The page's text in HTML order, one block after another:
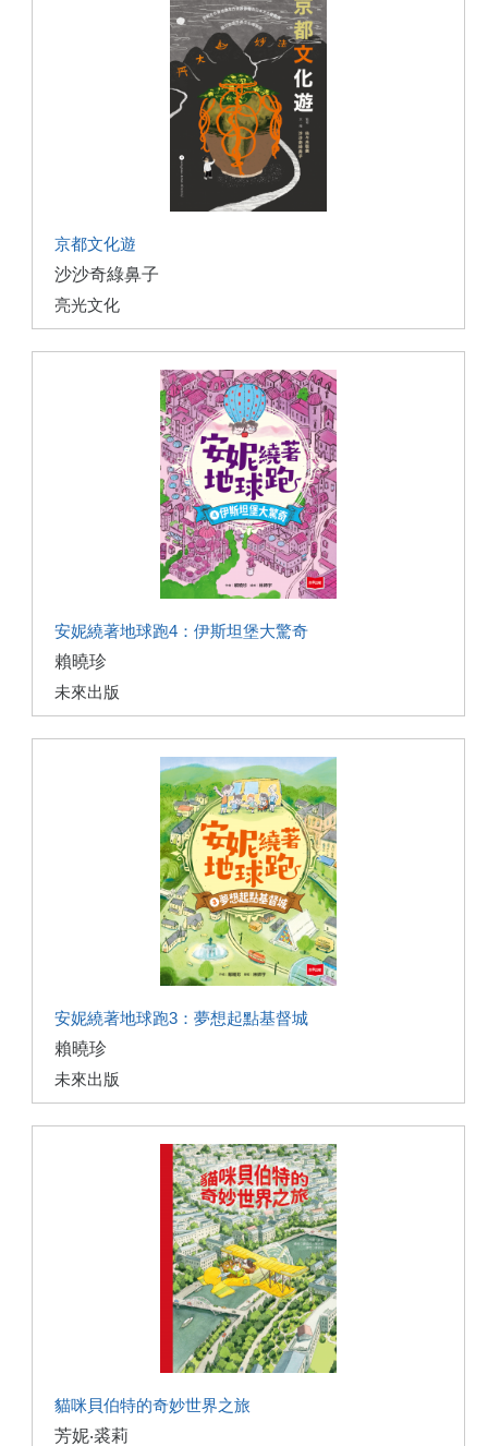
京都文化遊
沙沙奇綠鼻子
亮光文化
安妮繞著地球跑4：伊斯坦堡大驚奇
賴曉珍
未來出版
安妮繞著地球跑3：夢想起點基督城
賴曉珍
未來出版
貓咪貝伯特的奇妙世界之旅
芳妮‧裘莉